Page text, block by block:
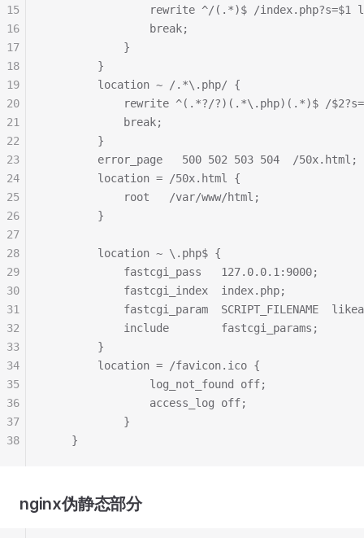
rewrite ^/(.*)$ /index.php?s=$1
                break;
            }
        }
        location ~ /.*\.php/ {
rewrite ^(.*?/?)(.*\.php)(.*)$ /
            break;
        }
        error_page   500 502 503 504  /50x.html;
        location = /50x.html {
            root   /var/www/html;
        }
        location ~ \.php$ {
            fastcgi_pass   127.0.0.1:9000;
            fastcgi_index  index.php;
fastcgi_param  SCRIPT_FILENAME
            include        fastcgi_params;
        }
        location = /favicon.ico {
                log_not_found off;
                access_log off;
            }
    }
15
16
17
18
19
20
21
22
23
24
25
26
27
28
29
30
31
32
33
34
35
36
37
38
nginx伪静态部分